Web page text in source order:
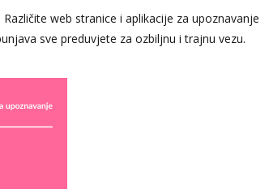
web stranice i aplikacije za upoznavanje
sve preduvjete za ozbiljnu i trajnu vezu.